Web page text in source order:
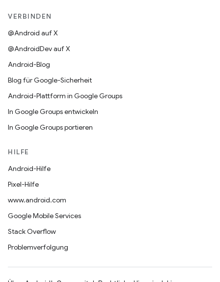
VERBINDEN
@Android auf X
@AndroidDev auf X
Android-Blog
Blog für Google-Sicherheit
Android-Plattform in Google Groups
In Google Groups entwickeln
In Google Groups portieren
HILFE
Android-Hilfe
Pixel-Hilfe
www.android.com
Google Mobile Services
Stack Overflow
Problemverfolgung